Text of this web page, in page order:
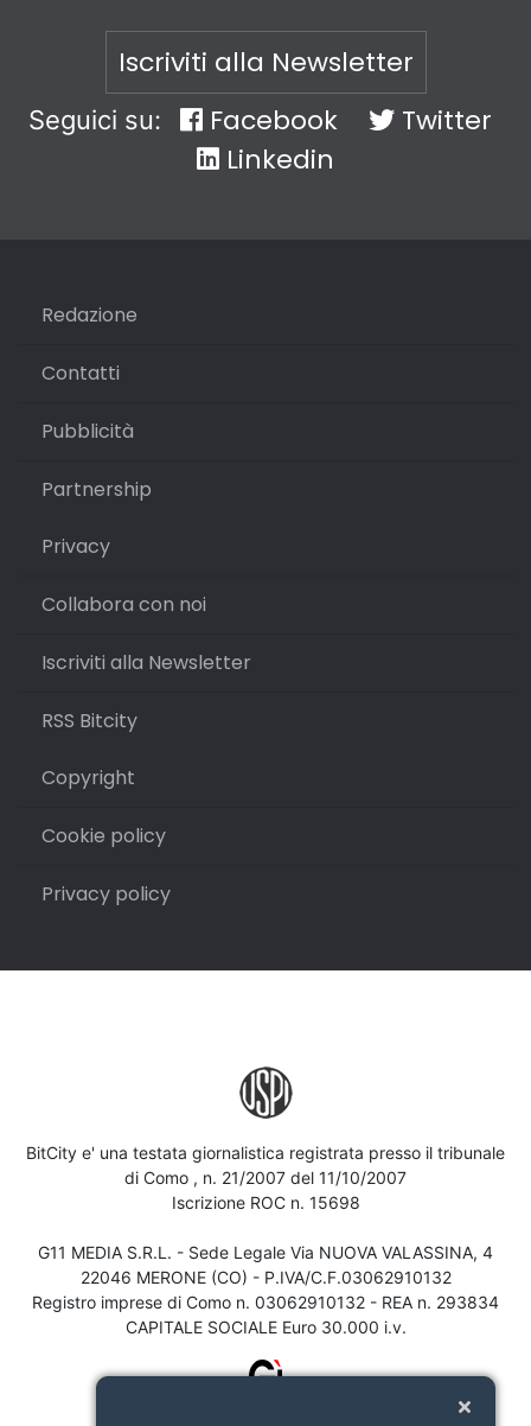
Iscriviti alla Newsletter
Seguici su: Facebook
Twitter
Linkedin
Redazione
Contatti
Pubblicità
Partnership
Privacy
Collabora con noi
Iscriviti alla Newsletter
RSS Bitcity
Copyright
Cookie policy
Privacy policy
BitCity e' una testata giornalistica registrata presso il tribunale
di Como , n. 21/2007 del 11/10/2007
Iscrizione ROC n. 15698
G11 MEDIA S.R.L. - Sede Legale Via NUOVA VALASSINA, 4
22046 MERONE (CO) - P.IVA/C.F.03062910132
Registro imprese di Como n. 03062910132 - REA n. 293834
CAPITALE SOCIALE Euro 30.000 i.v.